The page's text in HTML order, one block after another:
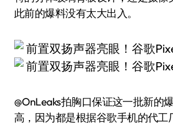
此前的爆料没有太大出入。
@OnLeaks拍胸口保证这一批新的
高，因为都是根据谷歌手机的代工